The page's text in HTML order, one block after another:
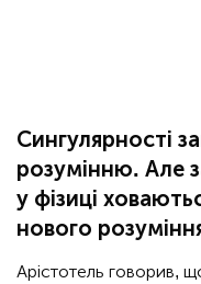
Сингулярності
розумінню. Але
у фізиці
нового
Арістотель говорив,